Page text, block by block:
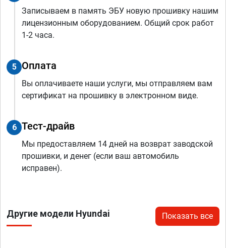
Записываем в память ЭБУ новую прошивку нашим
лицензионным оборудованием. Общий срок работ
1-2 часа.
5 Оплата
Вы оплачиваете наши услуги, мы отправляем вам
сертификат на прошивку в электронном виде.
6 Тест-драйв
Мы предоставляем 14 дней на возврат заводской
прошивки, и денег (если ваш автомобиль
исправен).
Другие модели Hyundai Показать все